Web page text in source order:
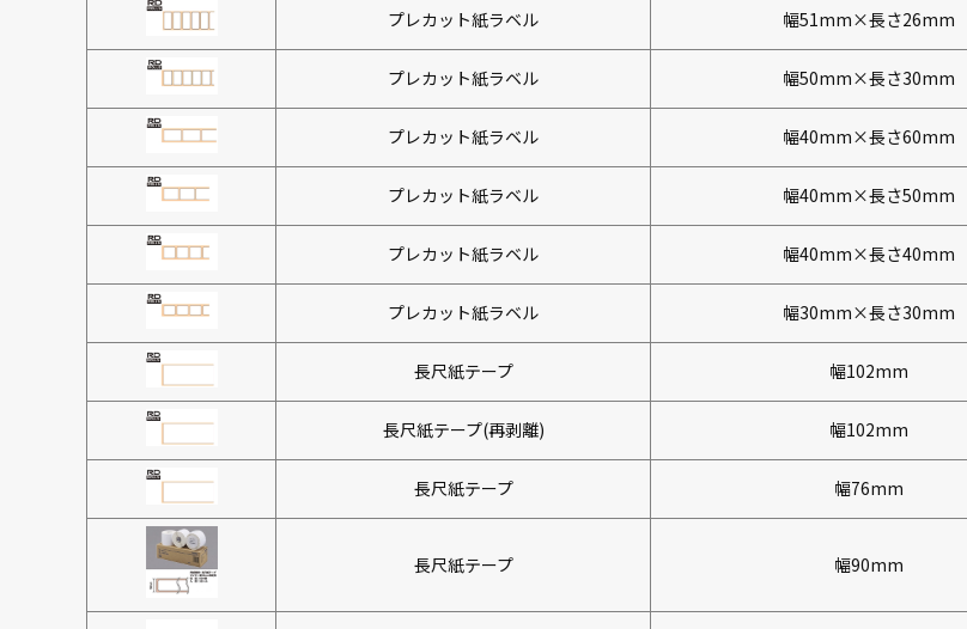
プレカット紙ラベル 幅51mm×長さ26mm
プレカット紙ラベル 幅50mm×長さ30mm
プレカット紙ラベル 幅40mm×長さ60mm
プレカット紙ラベル 幅40mm×長さ50mm
プレカット紙ラベル 幅40mm×長さ40mm
プレカット紙ラベル 幅30mm×長さ30mm
長尺紙テープ 幅102mm
長尺紙テープ(再剥離) 幅102mm
長尺紙テープ 幅76mm
長尺紙テープ 幅90mm